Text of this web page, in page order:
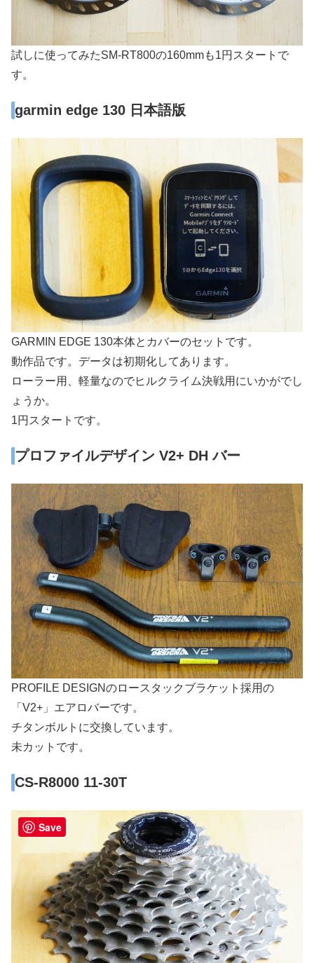
試しに使ってみたSM-RT800の160mmも1円スタートで
す。
garmin edge 130 日本語版
GARMIN EDGE 130本体とカバーのセットです。
動作品です。データは初期化してあります。
ローラー用、軽量なのでヒルクライム決戦用にいかがでし
ょうか。
1円スタートです。
プロファイルデザイン V2+ DH バー
PROFILE DESIGNのロースタックブラケット採用の
「V2+」エアロバーです。
チタンボルトに交換しています。
未カットです。
CS-R8000 11-30T
Save